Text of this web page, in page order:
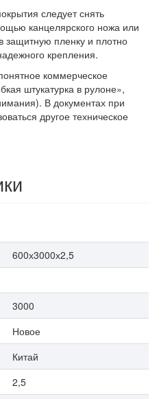
следует снять
канцелярского ножа или
защитную пленку и плотно
крепления.
коммерческое
штукатурка в рулоне»,
В документах при
другое техническое
600х3000х2,5
3000
Новое
Китай
2,5